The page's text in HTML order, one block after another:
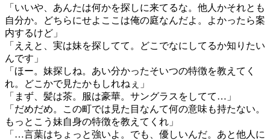
「いいや、あんたは何かを探しに来てるな。他人かそれとも
自分か。どちらにせよここは俺の庭なんだよ。よかったら案
内するけど」
「ええと、実は妹を探してて。どこでなにしてるか知りたい
んです」
「ほー。妹探しね。あい分かったそいつの特徴を教えてく
れ。どこかで見たかもしれねぇ」
「まず、髪は茶。服は豪華。サングラスをしてて…」
「だめだめ。この町では見た目なんて何の意味も持たない。
もっとこう妹自身の特徴を教えてくれ」
「…言葉はちょっと強いよ。でも、優しいんだ。あと他人に